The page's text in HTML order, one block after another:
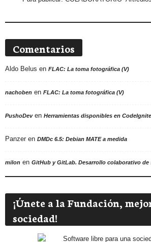
Comentarios
Aldo Belus en FLAC: La toma fotográfica (V)
nachoben en FLAC: La toma fotográfica (V)
PushoDeven Herramientas disponibles en
Panzer en DMDc 6.5: Debian MATE a medida
milon en GitHub y GitLab. Desarrollo colaborativo de
¡Únete a la Fundación,
sociedad!